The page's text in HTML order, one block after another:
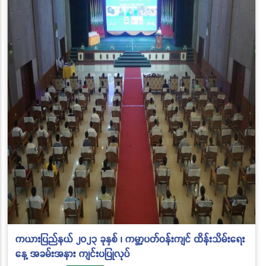
ကယားပြည်နယ် ၂၀၂၃ ခုနှစ် ၊ ကမ္ဘာ့ပတ်ဝန်းကျင် ထိန်းသိမ်းရေး
နေ့ အခမ်းအနား ကျင်းပပြုလုပ်